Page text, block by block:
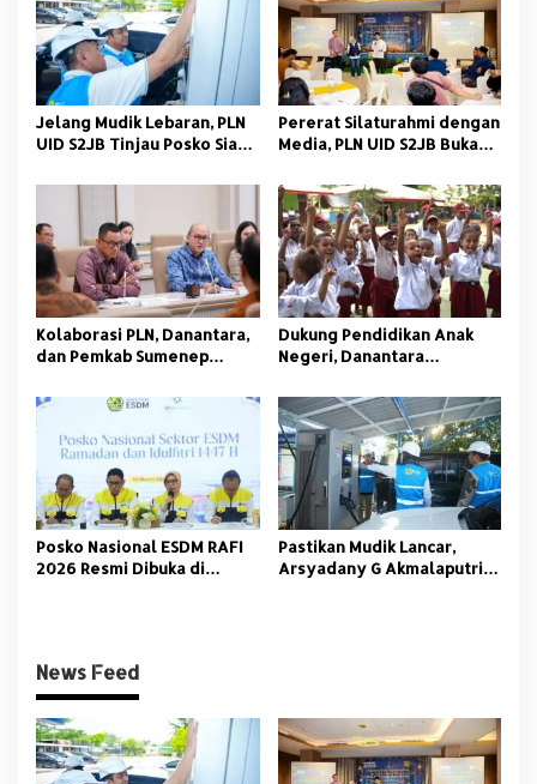
Jelang Mudik Lebaran, PLN
UID S2JB Tinjau Posko Siaga
Pererat Silaturahmi dengan
Media, PLN UID S2JB Buka
Kolaborasi PLN, Danantara,
dan Pemkab Sumenep
untuk Wilayah 3T
Dukung Pendidikan Anak
Negeri, Danantara
Ribuan Paket Sekolah
Posko Nasional ESDM RAFI
2026 Resmi Dibuka di
Pastikan Mudik Lancar,
Arsyadany G Akmalaputri
News Feed